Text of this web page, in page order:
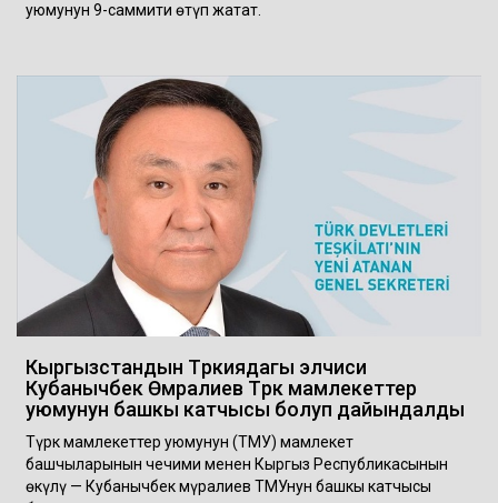
уюмунун 9-саммити өтүп жатат.
Кыргызстандын Түркиядагы элчиси
Кубанычбек Өмүралиев Түрк мамлекеттер
уюмунун башкы катчысы болуп дайындалды
Түрк мамлекеттер уюмунун (ТМУ) мамлекет
башчыларынын чечими менен Кыргыз Республикасынын
өкүлү — Кубанычбек Өмүралиев ТМУнун башкы катчысы